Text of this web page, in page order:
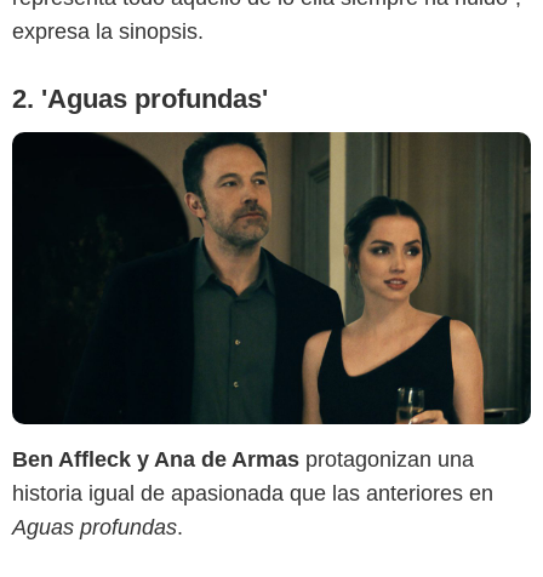
expresa la sinopsis.
2. 'Aguas profundas'
Ben Affleck y Ana de Armas protagonizan una
historia igual de apasionada que las anteriores en
Aguas profundas.